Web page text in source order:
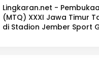
Lingkaran.net -
(MTQ) XXXI Jawa Timur
di Stadion Jember Sport